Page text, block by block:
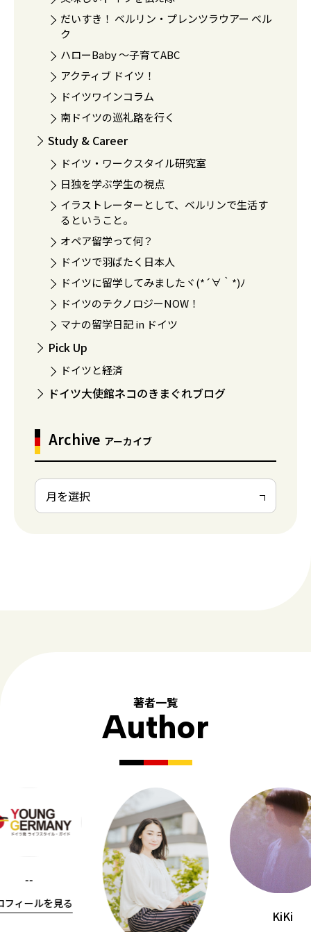
だいすき！ ベルリン・プレンツラウアー ベル
ク
ハローBaby 〜子育てABC
アクティブ ドイツ！
ドイツワインコラム
南ドイツの巡礼路を行く
Study & Career
ドイツ・ワークスタイル研究室
日独を学ぶ学生の視点
イラストレーターとして、ベルリンで生活す
るということ。
オペア留学って何？
ドイツで羽ばたく日本人
ドイツに留学してみましたヾ(*´∀｀*)ﾉ
ドイツのテクノロジーNOW！
マナの留学日記 in ドイツ
Pick Up
ドイツと経済
ドイツ大使館ネコのきまぐれブログ
Archive アーカイブ
著者一覧
Author
--
フィールを見る
KiKi